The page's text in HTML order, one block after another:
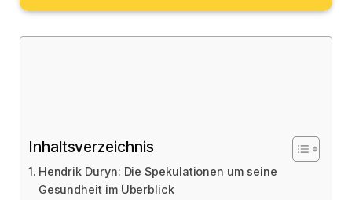
Inhaltsverzeichnis
Hendrik Duryn: Die Spekulationen um seine
Gesundheit im Überblick